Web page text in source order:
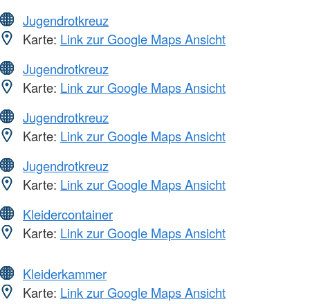
Jugendrotkreuz
Karte: Link zur Google Maps Ansicht
Jugendrotkreuz
Karte: Link zur Google Maps Ansicht
Jugendrotkreuz
Karte: Link zur Google Maps Ansicht
Jugendrotkreuz
Karte: Link zur Google Maps Ansicht
Kleidercontainer
Karte: Link zur Google Maps Ansicht
Kleiderkammer
Karte: Link zur Google Maps Ansicht